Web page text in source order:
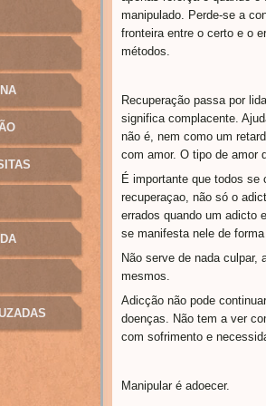
manipulado. Perde-se a
fronteira entre o certo e o
métodos.
Recuperação passa por
significa complacente.
não é, nem como um
com amor. O tipo de amor
É importante que todos se
recuperaçao, não só o
errados quando um adicto
se manifesta nele de
Não serve de nada culpar,
mesmos.
Adicção não pode
doenças. Não tem a ver
com sofrimento e
Manipular é adoecer.